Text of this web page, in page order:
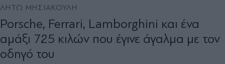
ΛΗΤΩ ΜΗΣΙΑΚΟΥΛΗ
Porsche, Ferrari, Lamborghini και ένα
αμάξι 725 κιλών που έγινε άγαλμα με τον
οδηγό του